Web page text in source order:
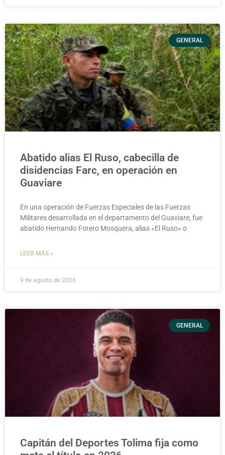
GENERAL
Abatido alias El Ruso, cabecilla de
disidencias Farc, en operación en
Guaviare
En una operación de Fuerzas Especiales de las Fuerzas
Militares desarrollada en el departamento del Guaviare, fue
abatido Hernando Forero Mosquera, alias «El Ruso» o
LEER MÁS »
9 de agosto de 2026
GENERAL
Capitán del Deportes Tolima fija como